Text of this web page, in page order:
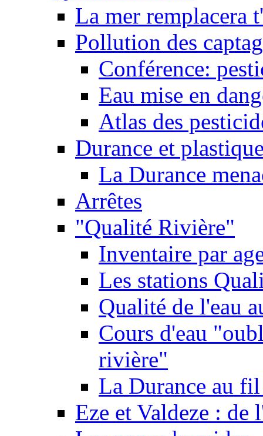
La mer remplacera
Pollution des
Conférence:
Eau mise en
Atlas des
Durance et
La Durance
Arrêtes
"Qualité Rivière"
Inventaire par
Les stations
Qualité de l'eau
Cours d'eau
rivière"
La Durance au
Eze et Valdeze : de